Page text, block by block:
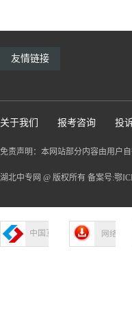
友情链接
关于我们 报考咨询 投
免责声明：本网站部分内容由用户
湖北中专网 @ 版权所有 备案号:鄂